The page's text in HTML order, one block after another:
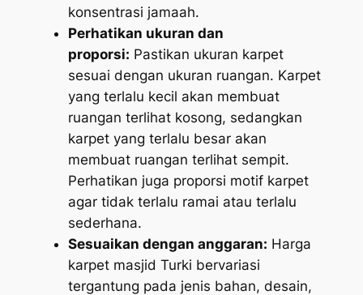
konsentrasi jamaah.
Perhatikan ukuran dan
proporsi: Pastikan ukuran karpet
sesuai dengan ukuran ruangan. Karpet
yang terlalu kecil akan membuat
ruangan terlihat kosong, sedangkan
karpet yang terlalu besar akan
membuat ruangan terlihat sempit.
Perhatikan juga proporsi motif karpet
agar tidak terlalu ramai atau terlalu
sederhana.
Sesuaikan dengan anggaran: Harga
karpet masjid Turki bervariasi
tergantung pada jenis bahan, desain,